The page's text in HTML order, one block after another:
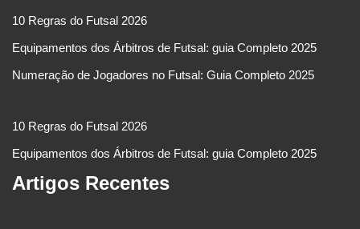
10 Regras do Futsal 2026
Equipamentos dos Árbitros de Futsal: guia Completo 2025
Numeração de Jogadores no Futsal: Guia Completo 2025
10 Regras do Futsal 2026
Equipamentos dos Árbitros de Futsal: guia Completo 2025
Artigos Recentes